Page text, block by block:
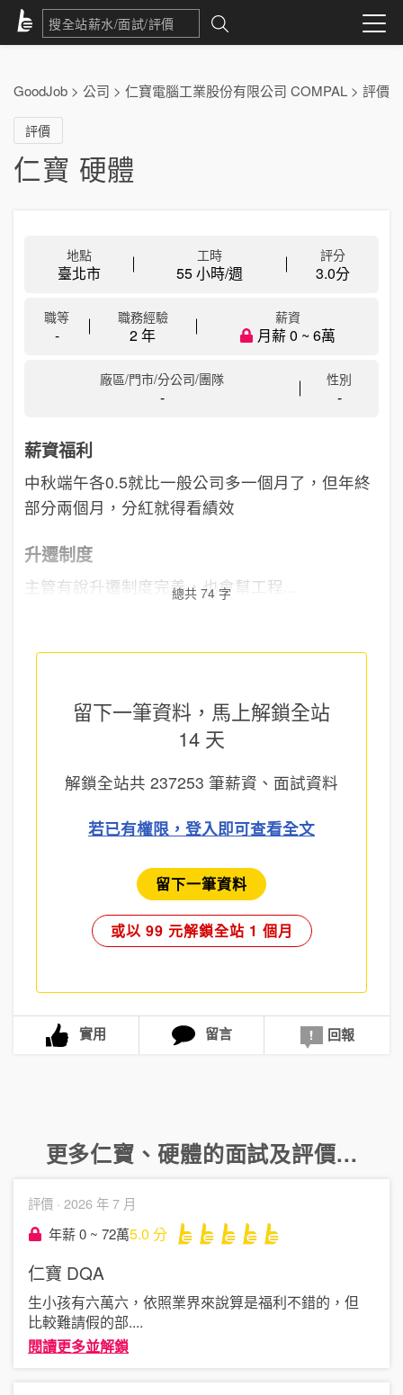
GoodJob > 公司 > 仁寶電腦工業股份有限公司 COMPAL > 評價
評價
仁寶 硬體
地點
臺北市
工時
55 小時/週
評分
3.0分
職等
-
職務經驗
2 年
薪資
月薪 0 ~ 6萬
廠區/門市/分公司/團隊
-
性別
-
薪資福利
中秋端午各0.5就比一般公司多一個月了，但年終
部分兩個月，分紅就得看績效
升遷制度
主管有說升遷制度完善，也會幫工程...
總共 74 字
留下一筆資料，馬上解鎖全站
14 天
解鎖全站共 237253 筆薪資、面試資料
若已有權限，登入即可查看全文
留下一筆資料
或以 99 元解鎖全站 1 個月
實用 留言 回報
更多仁寶 、 硬體的面試及評價...
評價 · 2026 年 7 月
年薪 0 ~ 72萬5.0 分
仁寶 DQA
生小孩有六萬六，依照業界來說算是福利不錯的，但
比較難請假的部....
閱讀更多並解鎖